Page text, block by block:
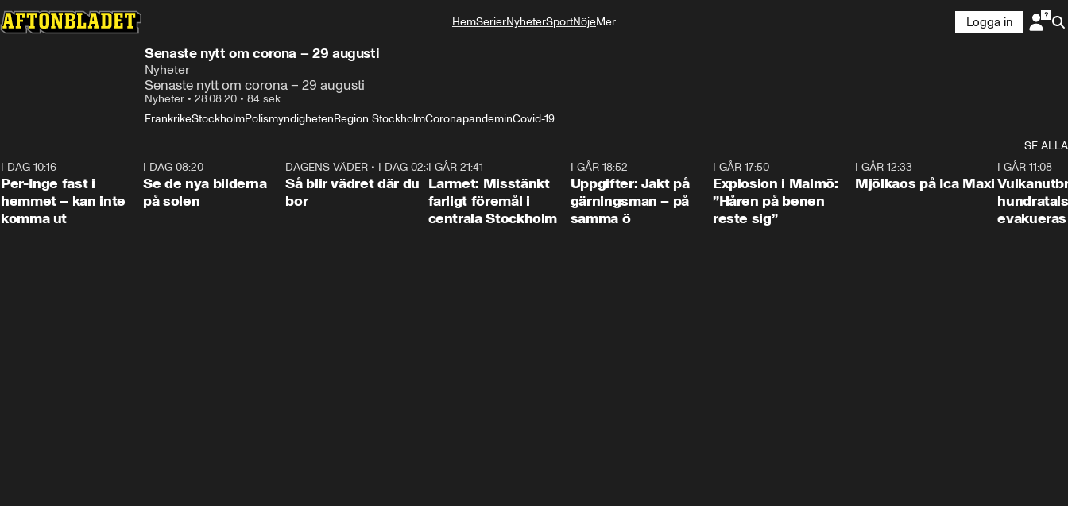
HemSerierNyheterSportNöjeMer
Logga in
Senaste nytt om corona – 29 augusti
Nyheter
Senaste nytt om corona – 29 augusti
Nyheter • 28.08.20 • 84 sek
FrankrikeStockholmPolismyndighetenRegion StockholmCoronapandeminCovid-19
SE ALLA
I DAG 10:16
Per-Inge fast i
hemmet – kan inte
komma ut
I DAG 08:20
Se de nya bilderna
på solen
1:06
DAGENS VÄDER • I DAG 02:30
Så blir vädret där du
bor
I GÅR 21:41
Larmet: Misstänkt
farligt föremål i
centrala Stockholm
I GÅR 18:52
Uppgifter: Jakt på
gärningsman – på
samma ö
I GÅR 17:50
Explosion i Malmö:
”Håren på benen
reste sig”
I GÅR 12:33
Mjölkaos på Ica Maxi
I GÅR 11:08
hundratals
evakueras